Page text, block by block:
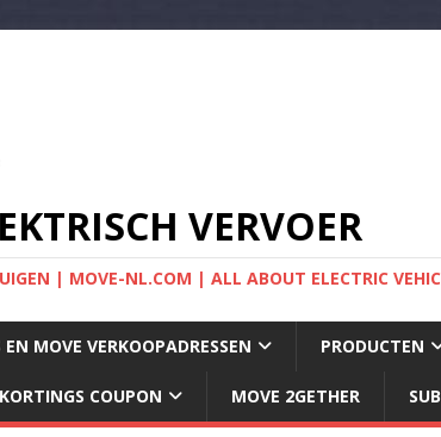
VERVOER
| MOVE-NL.COM | ALL ABOUT ELECTRIC
EN MOVE VERKOOPADRESSEN PRODUCTEN
KORTINGS COUPON MOVE 2GETHER